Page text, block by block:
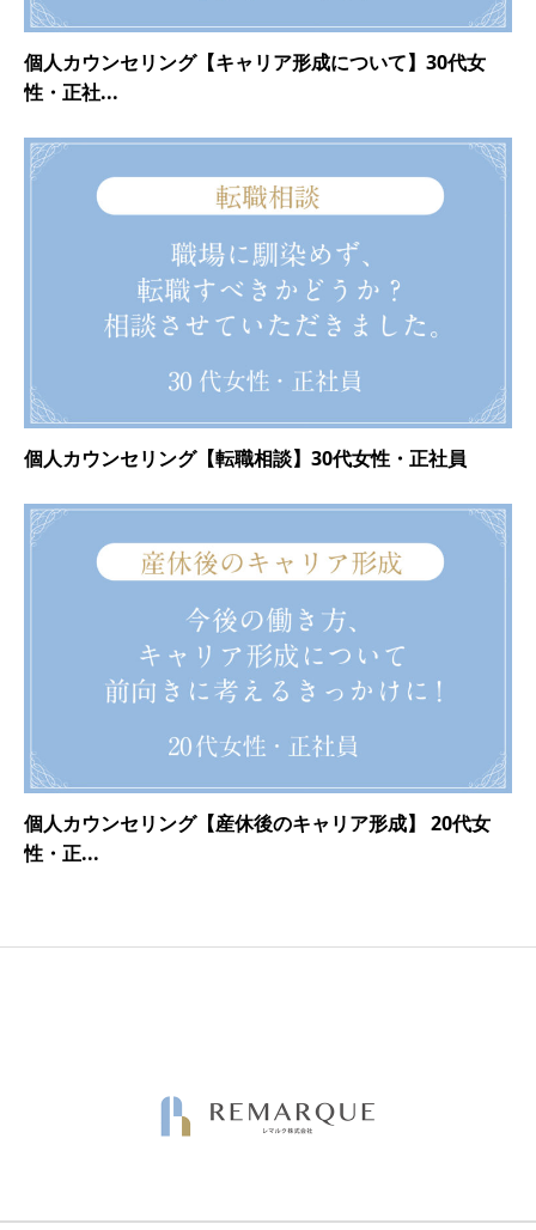
個人カウンセリング【キャリア形成について】30代女
性・正社...
個人カウンセリング【転職相談】30代女性・正社員
個人カウンセリング【産休後のキャリア形成】 20代女
性・正...